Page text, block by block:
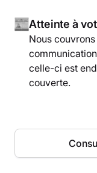
Atteinte à
Nous
celle-ci est
couverte.